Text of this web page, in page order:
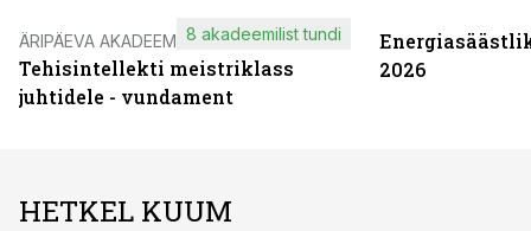
ÄRIPÄEVA AKADEEMIA
Tehisintellekti meistriklass
juhtidele - vundament
8 akadeemilist tundi
2026
HETKEL KUUM